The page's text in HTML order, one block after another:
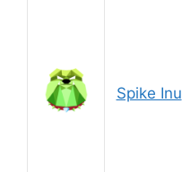
Spike Inu